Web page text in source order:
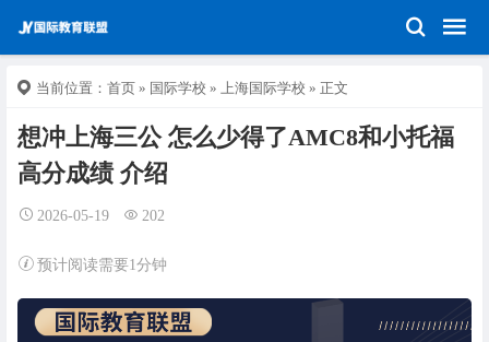
当前位置： 首页 » 国际学校 » 上海国际学校 » 正文
想冲上海三公 怎么少得了AMC8和小托福
高分成绩 介绍
2026-05-19 202
预计阅读需要1分钟